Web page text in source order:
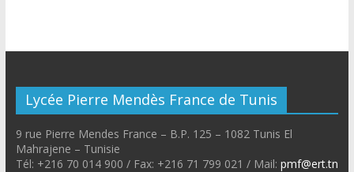
Lycée Pierre Mendès France de Tunis
9 rue Pierre Mendes France – B.P. 125 – 1082 Tunis El
Mahrajene – Tunisie
Tél: +216 70 014 900 / Fax: +216 71 799 021 / Mail: pmf@ert.tn